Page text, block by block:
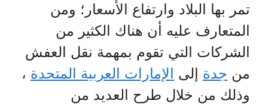
تمر بها البلاد وارتفاع الأسعار؛ ومن
المتعارف عليه أن هناك الكثير من
الشركات التي تقوم بمهمة نقل العفش
من جدة إلى الإمارات العربية المتحدة ،
وذلك من خلال طرح العديد من